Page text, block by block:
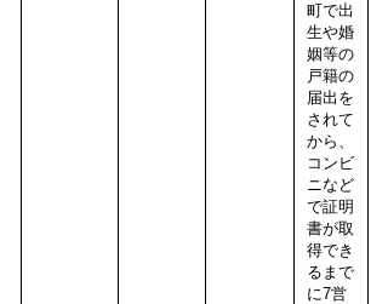
町で出
生や婚
姻等の
戸籍の
届出を
されて
から、
コンビ
ニなど
で証明
書が取
得でき
るまで
に7営